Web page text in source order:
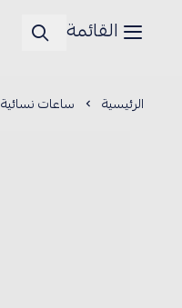
القائمة
الرئيسية ساعات نسائية